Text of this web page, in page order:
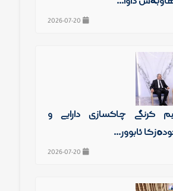
گرنگی چاكسازی دارایی و
ئابوور...